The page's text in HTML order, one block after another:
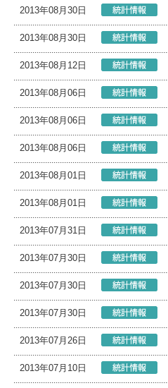
2013年08月30日
2013年08月30日
2013年08月12日
2013年08月06日
2013年08月06日
2013年08月06日
2013年08月01日
2013年08月01日
2013年07月31日
2013年07月30日
2013年07月30日
2013年07月30日
2013年07月26日
2013年07月10日